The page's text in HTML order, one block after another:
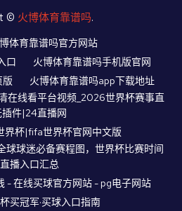
© 火博体育靠谱吗.
体育靠谱吗官方网站
口
火博体育靠谱吗手机版官网
版
火博体育靠谱吗app下载地址
在线看平台视频_2026世界杯赛事直
插件|24直播网
界杯|fifa世界杯官网中文版
球球迷必备赛程图，世界杯比赛时间
播入口汇总
- 在线买球官方网站 - pg电子网站
买冠军·买球入口指南